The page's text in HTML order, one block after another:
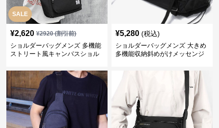
SALE
¥2,620 ¥2920(割引前)
ショルダーバッグメンズ 多機能
ストリート風キャンバスショル
¥5,280 (税込)
ショルダーバッグメンズ 大きめ
多機能収納斜めがけメッセンジ